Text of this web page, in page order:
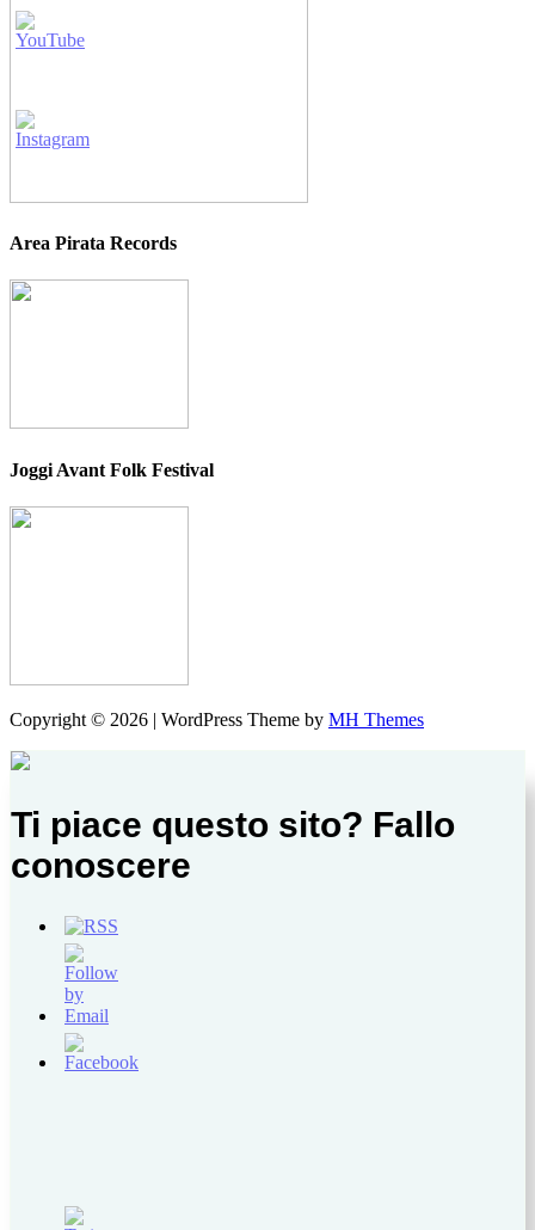
Area Pirata Records
Joggi Avant Folk Festival
Copyright © 2026 | WordPress Theme by MH Themes
Ti piace questo sito? Fallo
conoscere